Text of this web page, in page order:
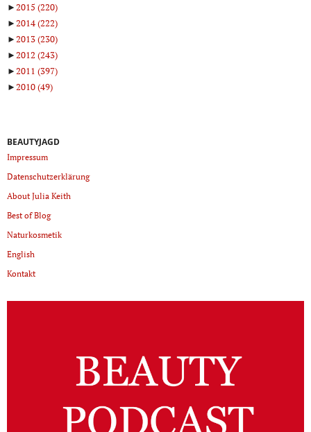
►2015 (220)
►2014(222)
►2013(230)
►2012 (243)
►2011 (397)
►2010(49)
BEAUTYJAGD
Impressum
Datenschutzerklärung
About Julia Keith
Best of Blog
Naturkosmetik
English
Kontakt